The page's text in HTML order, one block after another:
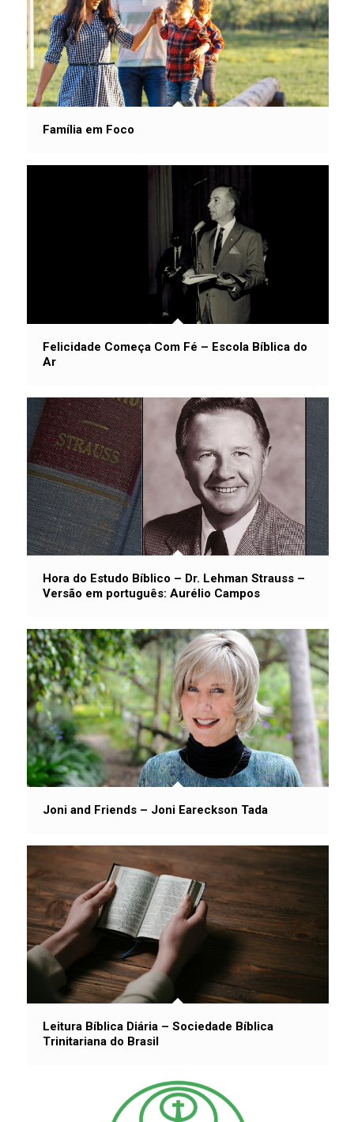
Família em Foco
Felicidade Começa Com Fé – Escola Bíblica do
Ar
Hora do Estudo Bíblico – Dr. Lehman Strauss –
Versão em português: Aurélio Campos
Joni and Friends – Joni Eareckson Tada
Leitura Bíblica Diária – Sociedade Bíblica
Trinitariana do Brasil